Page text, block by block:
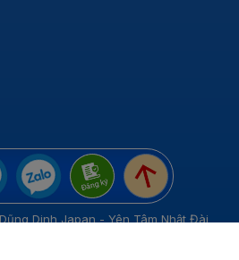
Dinh Japan - Yên Tâm Nhật Đài